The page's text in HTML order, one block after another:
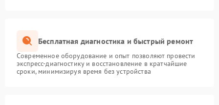
Бесплатная диагностика и быстрый ремонт
Современное оборудование и опыт позволяют провести
экспресс-диагностику и восстановление в кратчайшие
сроки, минимизируя время без устройства